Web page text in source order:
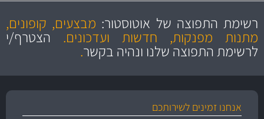
ושירות מצויין הוגנים
והיצע מוצרים איכותירשימת התפוצה של אוטוסטור: מבצעים, קופונים,
מתנות מפנקות, חדשות ועדכונים.הצטרף/י
לרשימת התפוצה שלנו ונהיה בקשר.
אנחנו זמינים לשירותכם